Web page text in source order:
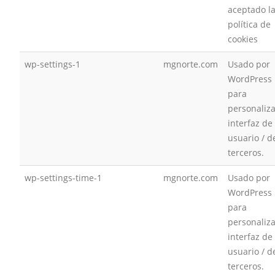
aceptado la
política de
cookies
wp-settings-1 mgnorte.com
Usado por
WordPress
para
interfaz de
usuario /
terceros.
wp-settings-time-1 mgnorte.com
Usado por
WordPress
para
interfaz de
usuario /
terceros.